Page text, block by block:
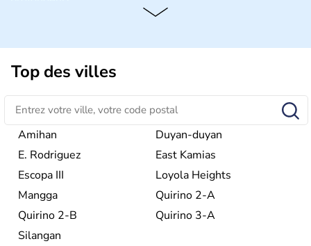
Top des villes
Amihan
Duyan-duyan
E. Rodriguez
East Kamias
Escopa III
Loyola Heights
Mangga
Quirino 2-A
Quirino 2-B
Quirino 3-A
Silangan